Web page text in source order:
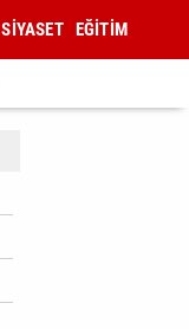
SİYASET EĞİTİM